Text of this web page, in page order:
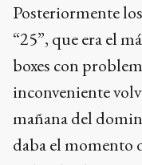
Posteriormente
“25”, que era el
boxes con
inconveniente
mañana del
daba el momento